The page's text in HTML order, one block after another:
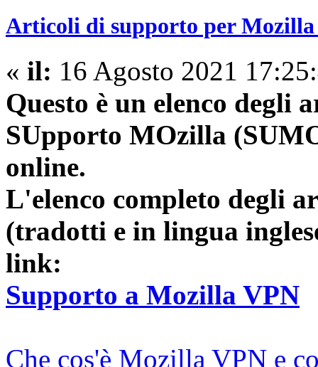
Articoli di supporto per
« il: 16 Agosto 2021
Questo è un elenco degli
SUpporto MOzilla
online.
L'elenco completo degli
(tradotti e in lingua
link:
Supporto a Mozilla VPN
Che cos'è Mozilla VPN e